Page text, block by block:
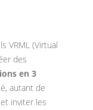
VRML (Virtual
des
en 3
autant de
inviter les